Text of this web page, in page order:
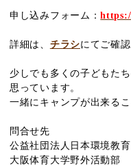
申し込みフォーム：
詳細は、 チラシにてご確認
少しでも多くの子どもた
思っています。
一緒にキャンプが出来る
問合せ先
公益社団法人日本環境教
大阪体育大学野外活動部